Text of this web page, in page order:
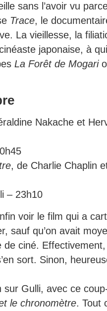
sans l’avoir vu
Trace, le
La vieillesse, la
japonaise, à
La Forêt de Mogari
Nakache et
, de Charlie Chaplin
– 23h10
voir le film qui a
sauf qu’on avait
de ciné.
sort. Sinon,
sur Gulli, avec ce
le chronomètre. Tout